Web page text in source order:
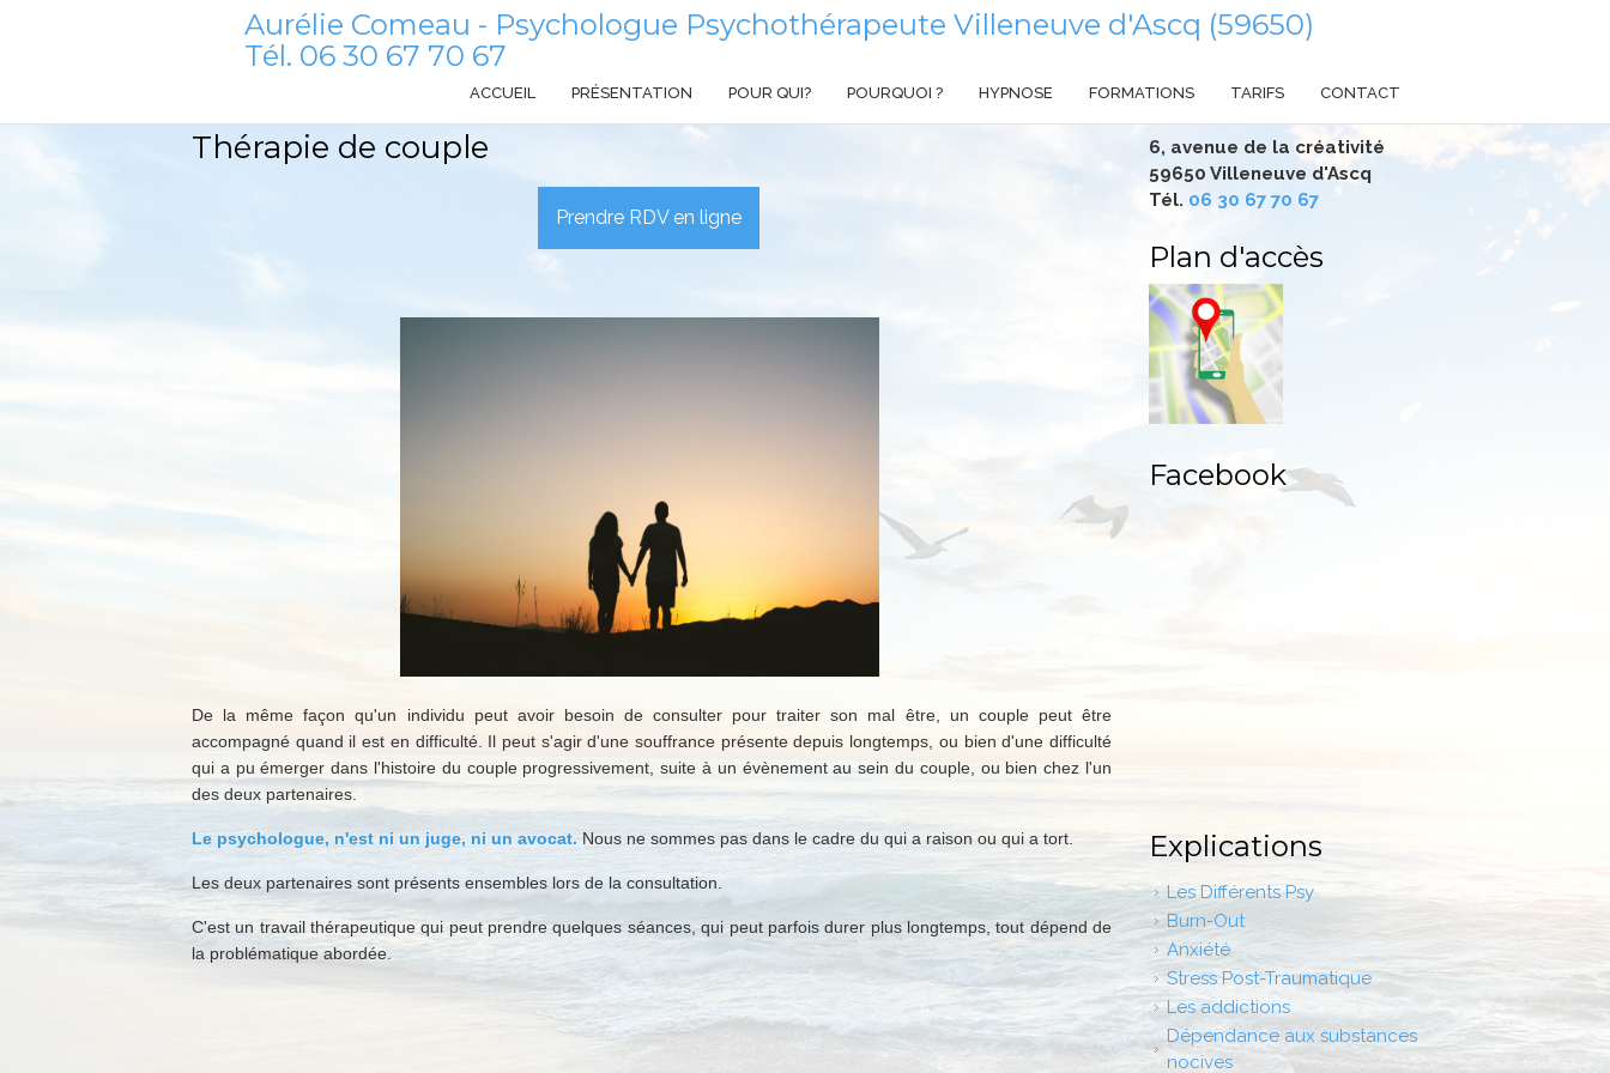
Aurélie Comeau - Psychologue Psychothérapeute Villeneuve d'Ascq (59650)
Tél. 06 30 67 70 67
ACCUEIL PRÉSENTATION POUR QUI? POURQUOI ? HYPNOSE FORMATIONS TARIFS CONTACT
Thérapie de couple
Prendre RDV en ligne
De la même façon qu'un individu peut avoir besoin de consulter pour traiter son mal être, un couple peut être
accompagné quand il est en difficulté. Il peut s'agir d'une souffrance présente depuis longtemps, ou bien d'une difficulté
qui a pu émerger dans l'histoire du couple progressivement, suite à un évènement au sein du couple, ou bien chez l'un
des deux partenaires.
Le psychologue, n'est ni un juge, ni un avocat. Nous ne sommes pas dans le cadre du qui a raison ou qui a tort.
Les deux partenaires sont présents ensembles lors de la consultation.
C'est un travail thérapeutique qui peut prendre quelques séances, qui peut parfois durer plus longtemps, tout dépend de
la problématique abordée.
6, avenue de la créativité
59650 Villeneuve d'Ascq
Tél. 06 30 67 70 67
Plan d'accès
Facebook
Explications
Les Différents Psy
Burn-Out
Anxiété
Stress Post-Traumatique
Les addictions
Dépendance aux substances
nocives